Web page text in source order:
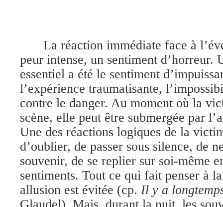
La réaction immédiate face à
peur intense, un sentiment d’horreur.
essentiel a été le sentiment
l’expérience traumatisante,
contre le danger. Au moment où la
scène, elle peut être submergée par
Une des réactions logiques de la
d’oublier, de passer sous silence, de
souvenir, de se replier sur soi-même
sentiments. Tout ce qui fait penser à
allusion est évitée (cp. Il y a